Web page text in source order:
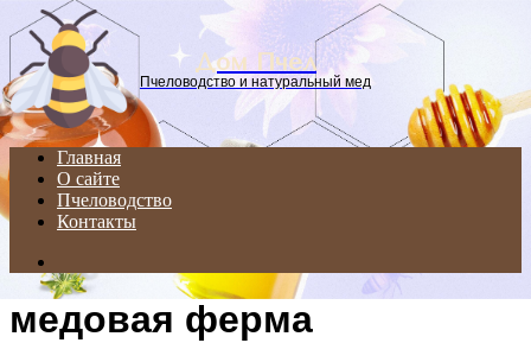
Дом Пчел
Пчеловодство и натуральный мед
Главная
О сайте
Пчеловодство
Контакты
for
медовая ферма